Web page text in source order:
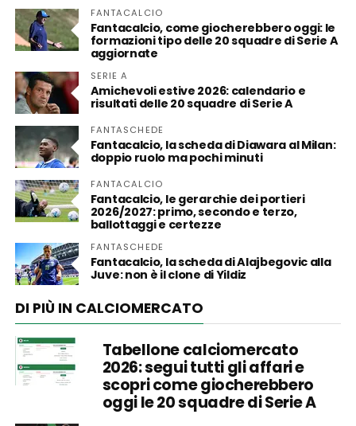
FANTACALCIO
Fantacalcio, come giocherebbero oggi: le
formazioni tipo delle 20 squadre di Serie A
aggiornate
SERIE A
Amichevoli estive 2026: calendario e
risultati delle 20 squadre di Serie A
FANTASCHEDE
Fantacalcio, la scheda di Diawara al Milan:
doppio ruolo ma pochi minuti
FANTACALCIO
Fantacalcio, le gerarchie dei portieri
2026/2027: primo, secondo e terzo,
ballottaggi e certezze
FANTASCHEDE
Fantacalcio, la scheda di Alajbegovic alla
Juve: non è il clone di Yildiz
DI PIÙ IN CALCIOMERCATO
Tabellone calciomercato
2026: segui tutti gli affari e
scopri come giocherebbero
oggi le 20 squadre di Serie A